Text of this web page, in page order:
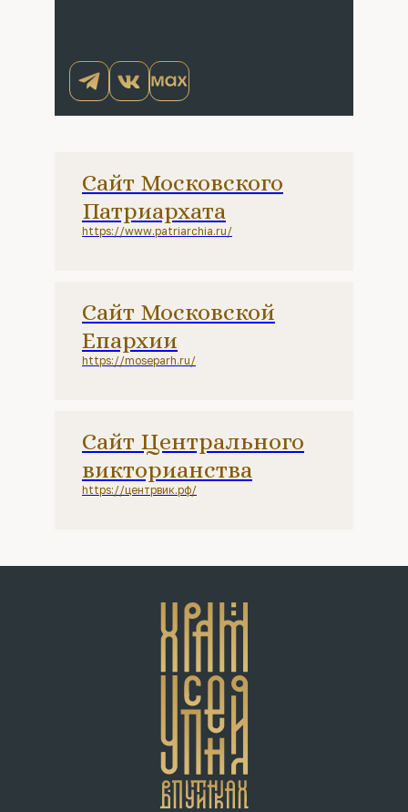
Сайт Центрального
викторианства
https://центрвик.рф/
Сайт Московской
Епархии
https://moseparh.ru/
Сайт Московского
Патриархата
https://www.patriarchia.ru/